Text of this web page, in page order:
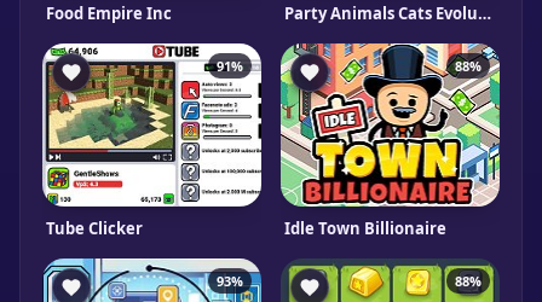
Food Empire Inc Party Animals Cats Evolution
91%
Tube Clicker
88%
Idle Town Billionaire
93% 88%